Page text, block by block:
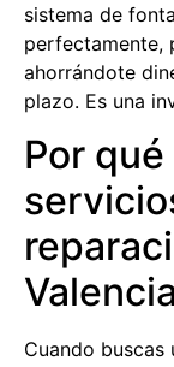
sistema de
perfectamente,
ahorrándote
plazo. Es una
Por
Valencia
Cuando